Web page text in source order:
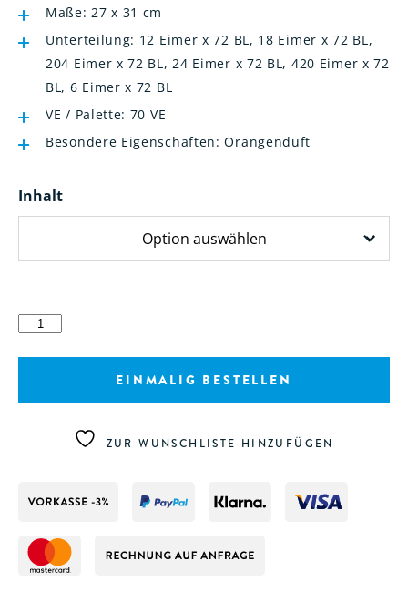
Maße: 27 x 31 cm
Unterteilung: 12 Eimer x 72 BL, 18 Eimer x 72 BL,
204 Eimer x 72 BL, 24 Eimer x 72 BL, 420 Eimer x 72
BL, 6 Eimer x 72 BL
VE / Palette: 70 VE
Besondere Eigenschaften: Orangenduft
Inhalt
SCRUBS
Reinigungstücher
Menge
EINMALIG BESTELLEN
ZUR WUNSCHLISTE HINZUFÜGEN